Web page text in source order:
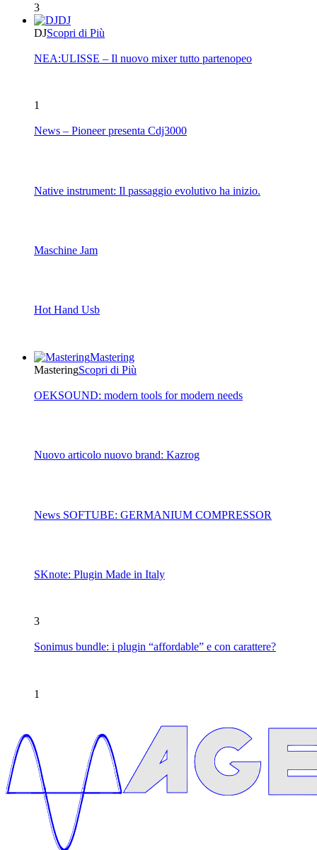
3
DJ
DJScopri di Più
NEA:ULISSE – Il nuovo mixer tutto partenopeo
1
News – Pioneer presenta Cdj3000
Native instrument: Il passaggio evolutivo ha inizio.
Maschine Jam
Hot Hand Usb
Mastering
MasteringScopri di Più
OEKSOUND: modern tools for modern needs
Nuovo articolo nuovo brand: Kazrog
News SOFTUBE: GERMANIUM COMPRESSOR
SKnote: Plugin Made in Italy
3
Sonimus bundle: i plugin “affordable” e con carattere?
1